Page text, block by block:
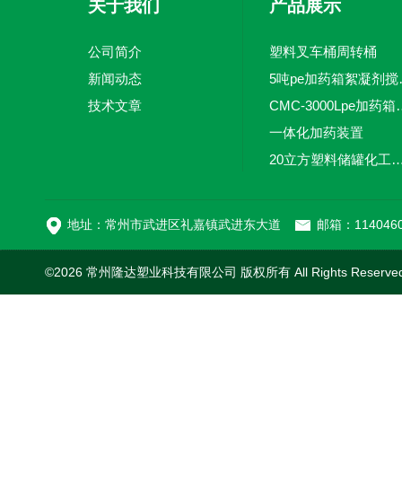
关于我们
公司简介
新闻动态
技术文章
产品展示
塑料叉车桶周转桶
5吨pe
CMC-
一体化加药装置
20立方塑料储罐化工储
地址：常州市武进区礼嘉镇武进东大道 邮箱：
©2026 常州隆达塑业科技有限公司 版权所有 All Rights